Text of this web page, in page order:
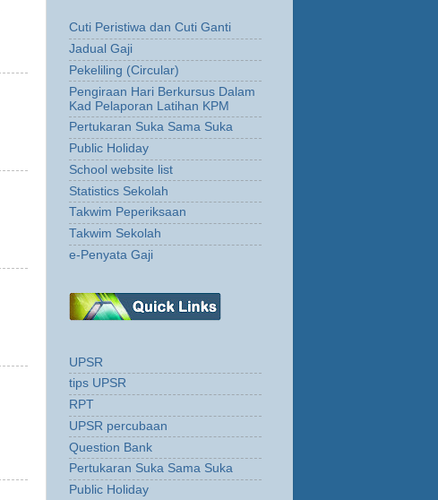
Cuti Peristiwa dan Cuti Ganti
Jadual Gaji
Pekeliling (Circular)
Pengiraan Hari Berkursus Dalam
Kad Pelaporan Latihan KPM
Pertukaran Suka Sama Suka
Public Holiday
School website list
Statistics Sekolah
Takwim Peperiksaan
Takwim Sekolah
e-Penyata Gaji
UPSR
tips UPSR
RPT
UPSR percubaan
Question Bank
Pertukaran Suka Sama Suka
Public Holiday